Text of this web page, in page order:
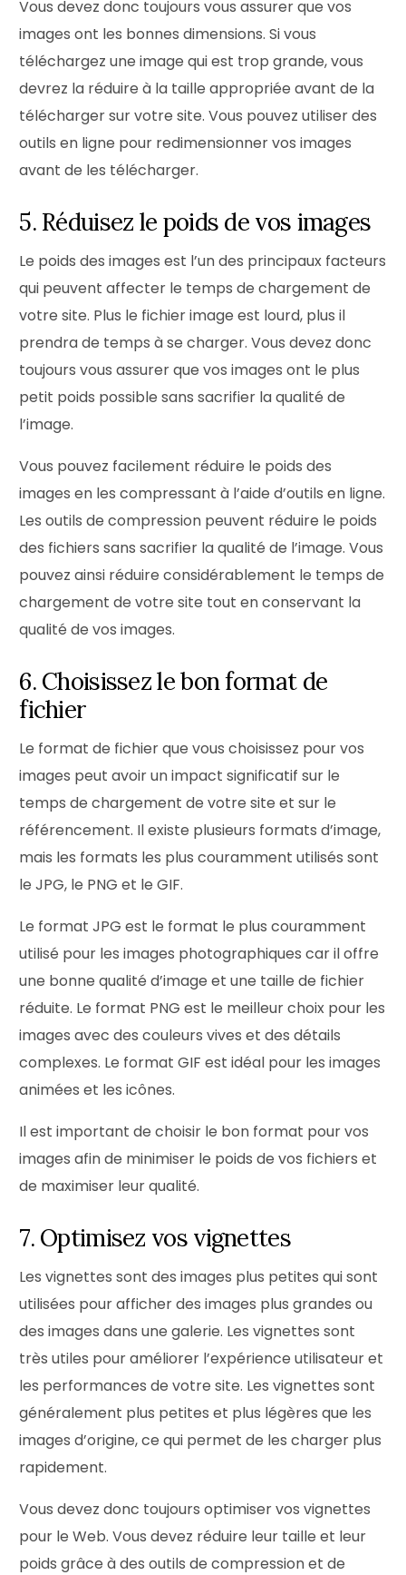
Vous devez donc toujours vous assurer que vos
images ont les bonnes dimensions. Si vous
téléchargez une image qui est trop grande, vous
devrez la réduire à la taille appropriée avant de la
télécharger sur votre site. Vous pouvez utiliser des
outils en ligne pour redimensionner vos images
avant de les télécharger.
5. Réduisez le poids de vos images
Le poids des images est l’un des principaux facteurs
qui peuvent affecter le temps de chargement de
votre site. Plus le fichier image est lourd, plus il
prendra de temps à se charger. Vous devez donc
toujours vous assurer que vos images ont le plus
petit poids possible sans sacrifier la qualité de
l’image.
Vous pouvez facilement réduire le poids des
images en les compressant à l’aide d’outils en ligne.
Les outils de compression peuvent réduire le poids
des fichiers sans sacrifier la qualité de l’image. Vous
pouvez ainsi réduire considérablement le temps de
chargement de votre site tout en conservant la
qualité de vos images.
6. Choisissez le bon format de
fichier
Le format de fichier que vous choisissez pour vos
images peut avoir un impact significatif sur le
temps de chargement de votre site et sur le
référencement. Il existe plusieurs formats d’image,
mais les formats les plus couramment utilisés sont
le JPG, le PNG et le GIF.
Le format JPG est le format le plus couramment
utilisé pour les images photographiques car il offre
une bonne qualité d’image et une taille de fichier
réduite. Le format PNG est le meilleur choix pour les
images avec des couleurs vives et des détails
complexes. Le format GIF est idéal pour les images
animées et les icônes.
Il est important de choisir le bon format pour vos
images afin de minimiser le poids de vos fichiers et
de maximiser leur qualité.
7. Optimisez vos vignettes
Les vignettes sont des images plus petites qui sont
utilisées pour afficher des images plus grandes ou
des images dans une galerie. Les vignettes sont
très utiles pour améliorer l’expérience utilisateur et
les performances de votre site. Les vignettes sont
généralement plus petites et plus légères que les
images d’origine, ce qui permet de les charger plus
rapidement.
Vous devez donc toujours optimiser vos vignettes
pour le Web. Vous devez réduire leur taille et leur
poids grâce à des outils de compression et de